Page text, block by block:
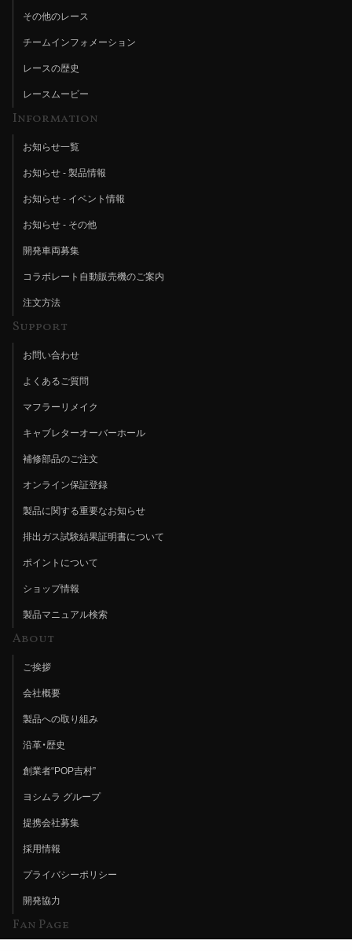
その他のレース
チームインフォメーション
レースの歴史
レースムービー
Information
お知らせ一覧
お知らせ - 製品情報
お知らせ - イベント情報
お知らせ - その他
開発車両募集
コラボレート自動販売機のご案内
注文方法
Support
お問い合わせ
よくあるご質問
マフラーリメイク
キャブレターオーバーホール
補修部品のご注文
オンライン保証登録
製品に関する重要なお知らせ
排出ガス試験結果証明書について
ポイントについて
ショップ情報
製品マニュアル検索
About
ご挨拶
会社概要
製品への取り組み
沿革・歴史
創業者“POP吉村”
ヨシムラ グループ
提携会社募集
採用情報
プライバシーポリシー
開発協力
Fan Page